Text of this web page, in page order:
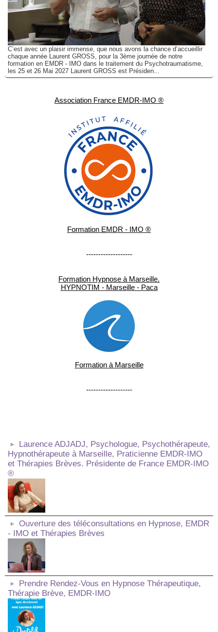
C’est avec un plaisir immense, que nous avons la chance d’accueillir
chaque année Laurent GROSS, pour la 3ème journée de notre
formation en EMDR - IMO dans le traitement du Psychotraumatisme,
les 25 et 26 Mai 2027 Laurent GROSS est Présiden...
Association France EMDR-IMO ®
Formation EMDR - IMO ®
-------------------
Formation Hypnose à Marseille.
HYPNOTIM - Marseille - Paca
Formation à Marseille
-------------------
Laurence ADJADJ, Psychologue, Psychothérapeute,
Hypnothérapeute à Marseille, Praticienne EMDR-IMO
et Thérapies Brèves. Présidente de France EMDR-IMO
®
Ouverture des téléconsultations en Hypnose, EMDR
- IMO et Thérapies Brèves
Prendre Rendez-Vous en Hypnose Thérapeutique,
Thérapie Brève, EMDR-IMO